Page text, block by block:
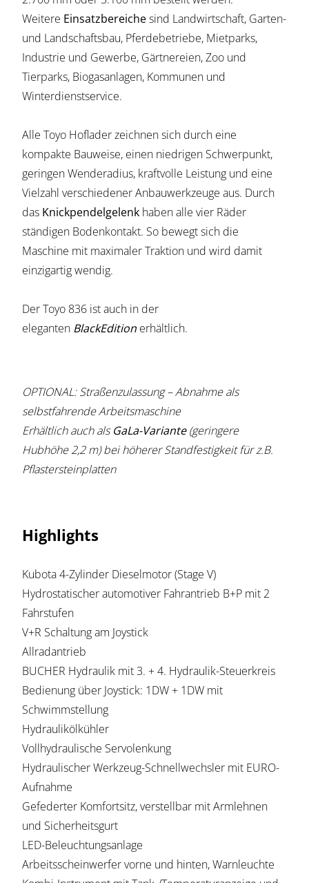
Weitere Einsatzbereichesind Landwirtschaft, Garten-
und Landschaftsbau, Pferdebetriebe, Mietparks,
Industrie und Gewerbe, Gärtnereien, Zoo und
Tierparks, Biogasanlagen, Kommunen und
Winterdienstservice.
Alle Toyo Hoflader zeichnen sich durch eine
kompakte Bauweise, einen niedrigen Schwerpunkt,
geringen Wenderadius, kraftvolle Leistung und eine
Vielzahl verschiedener Anbauwerkzeuge aus. Durch
das Knickpendelgelenk haben alle vier Räder
ständigen Bodenkontakt. So bewegt sich die
Maschine mit maximaler Traktion und wird damit
einzigartig wendig.
Der Toyo 836 ist auch in der
eleganten BlackEdition erhältlich.
OPTIONAL: Straßenzulassung – Abnahme als
selbstfahrende Arbeitsmaschine
Erhältlich auch alsGaLa-Variante(geringere
Hubhöhe 2,2 m) bei höherer Standfestigkeit für z.B.
Pflastersteinplatten
Highlights
Kubota 4-Zylinder Dieselmotor (Stage V)
Hydrostatischer automotiver Fahrantrieb B+P mit 2
Fahrstufen
V+R Schaltung am Joystick
Allradantrieb
BUCHER Hydraulik mit 3. + 4. Hydraulik-Steuerkreis
Bedienung über Joystick: 1DW + 1DW mit
Schwimmstellung
Hydraulikölkühler
Vollhydraulische Servolenkung
Hydraulischer Werkzeug-Schnellwechsler mit EURO-
Aufnahme
Gefederter Komfortsitz, verstellbar mit Armlehnen
und Sicherheitsgurt
LED-Beleuchtungsanlage
Arbeitsscheinwerfer vorne und hinten, Warnleuchte